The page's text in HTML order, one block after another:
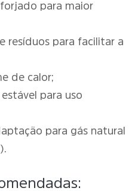
para maior
resíduos para facilitar a
de calor;
para uso
para gás natural